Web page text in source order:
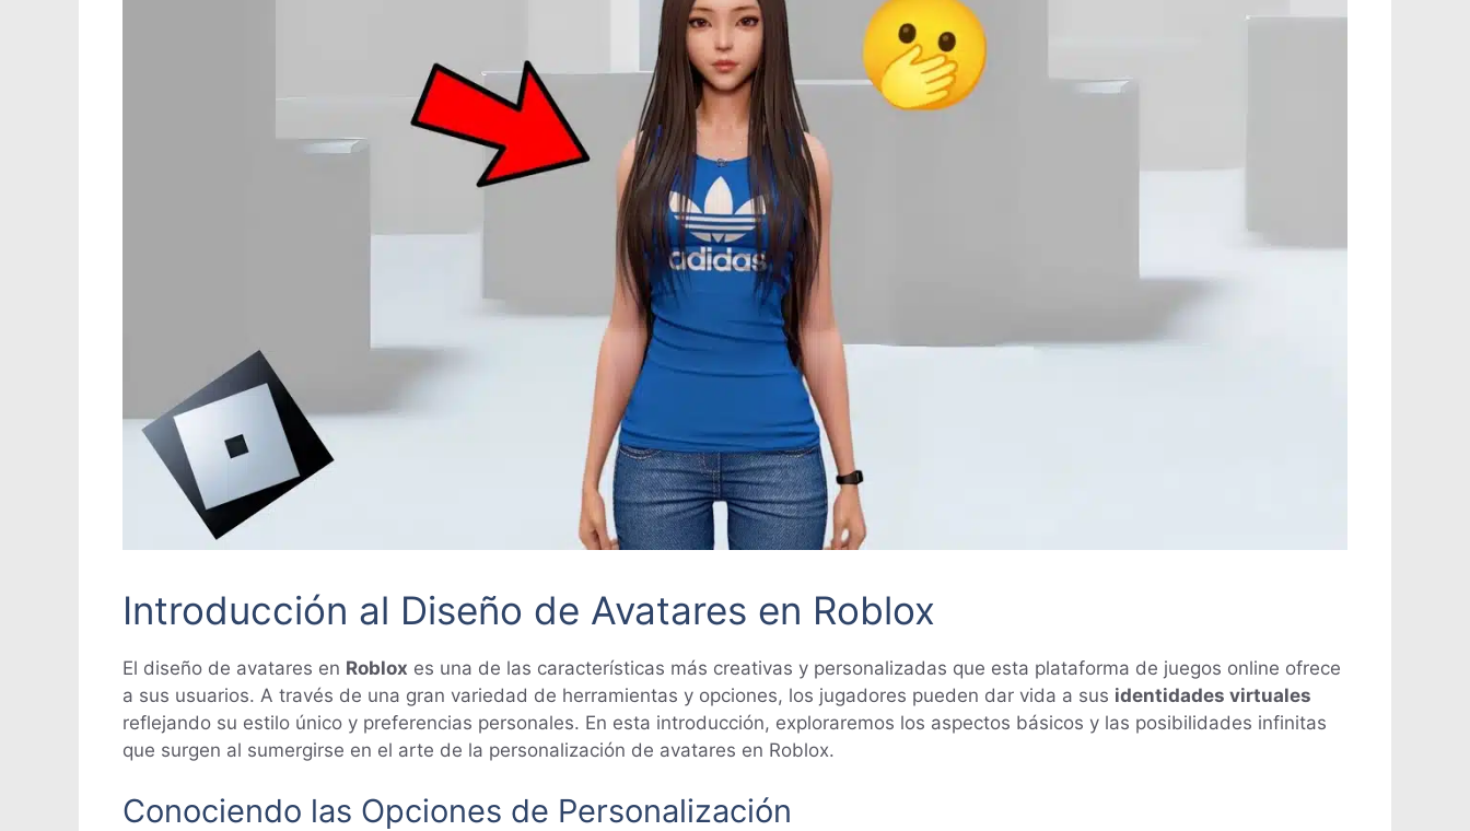
Introducción al Diseño de Avatares en Roblox
El diseño de avatares en Roblox es una de las características más creativas y personalizadas que esta plataforma de juegos online ofrece
a sus usuarios. A través de una gran variedad de herramientas y opciones, los jugadores pueden dar vida a sus identidades virtuales
reflejando su estilo único y preferencias personales. En esta introducción, exploraremos los aspectos básicos y las posibilidades infinitas
que surgen al sumergirse en el arte de la personalización de avatares en Roblox.
Conociendo las Opciones de Personalización